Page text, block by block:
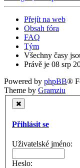
Přejít na web
Obsah fóra
FAQ
Tým
Všechny časy
Právě je 08 srp
Powered by phpBB®
Theme by Gramziu
Přihlásit se
Uživatelské jméno:
Heslo: